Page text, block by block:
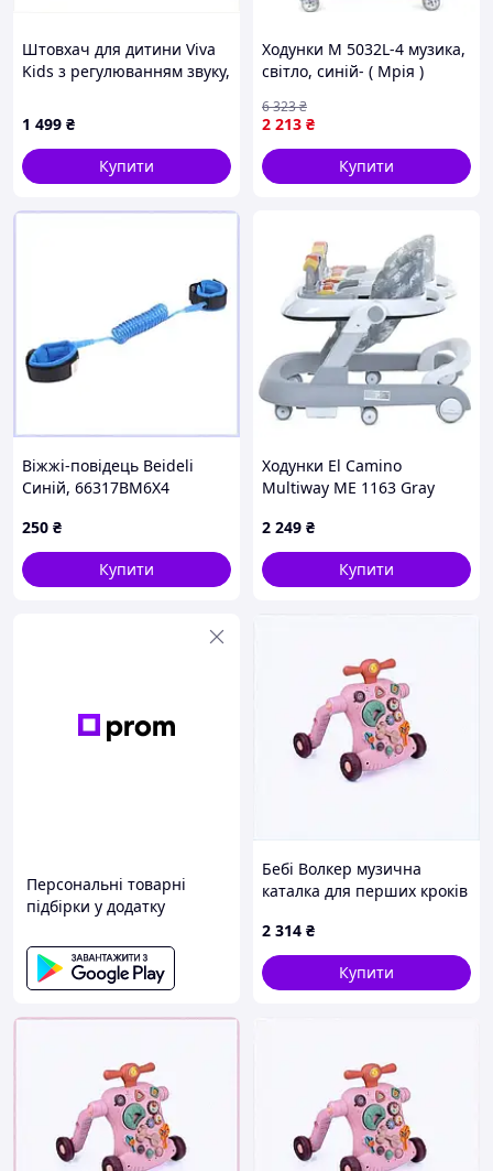
Штовхач для дитини Viva
Kids з регулюванням звуку,
1 499 ₴
Купити
Ходунки M 5032L-4 музика,
світло, синiй- ( Мрія )
2 213 ₴
6 323₴
Купити
Віжжі-повідець Beideli
Синій, 66317BM6X4
250 ₴
Купити
Ходунки El Camino
Multiway ME 1163 Gray
2 249 ₴
Купити
Персональні товарні
підбірки у додатку
Бебі Волкер музична
каталка для перших кроків
2 314 ₴
Купити